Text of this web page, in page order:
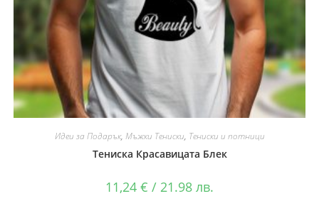
Идеи за Подарък, Мъжки Тениски, Тениски и потници
Тениска Красавицата Блек
11,24 € / 21.98 лв.